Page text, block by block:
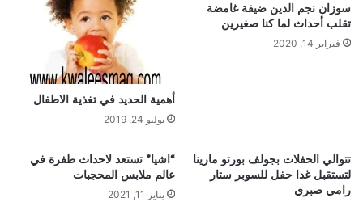
سوزان نجم الدين ضيفة غامضة
تقلب أحداث لما كنا صغيرين
فبراير 14, 2020
أهمية الحديد في تغذية الاطفال
يوليو 24, 2019
تتوالي الحفلات بجولف بورتو مارينا
لتستقبل غدا حفل للسوبر ستار
رامي صبري
“اشيا” تستعد لاحداث طفرة في
عالم ملابس المحجبات
يناير 11, 2021